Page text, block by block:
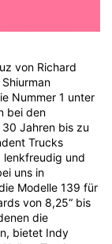
von Richard
Nummer 1 unter
bei den
Jahren bis zu
Trucks
lenkfreudig und
uns in
Modelle 139 für
von 8,25“ bis
die
bietet Indy